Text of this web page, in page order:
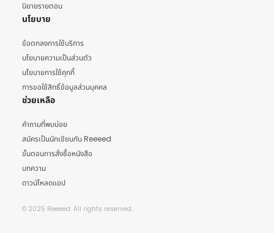
นิยายรายตอน
นโยบาย
ข้อตกลงการใช้บริการ
นโยบายความเป็นส่วนตัว
นโยบายการใช้คุกกี้
การขอใช้สิทธิ์ข้อมูลส่วนบุคคล
ช่วยเหลือ
คำถามที่พบบ่อย
สมัครเป็นนักเขียนกับ Reeeed
ขั้นตอนการสั่งซื้อหนังสือ
บทความ
ดาวน์โหลดแอป
© 2025 Reeeed. All rights reserved.